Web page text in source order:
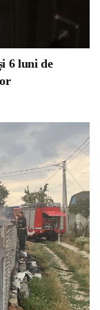
6 luni de